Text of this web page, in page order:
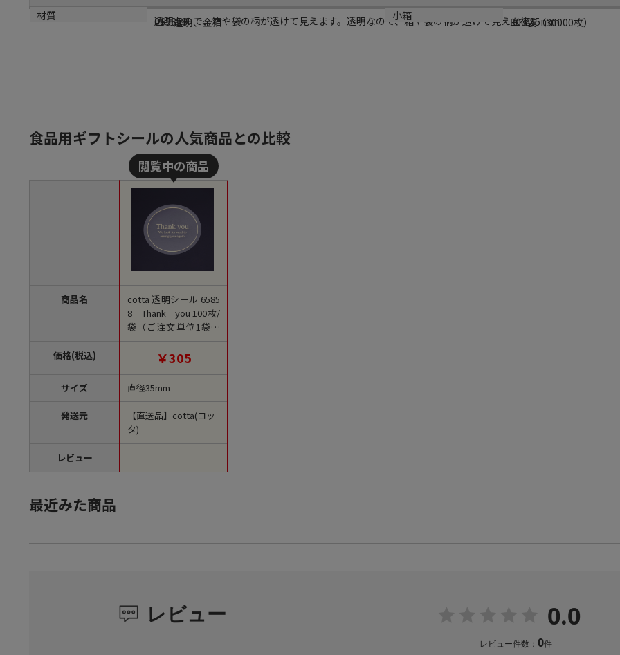
商品説明
透明なので、箱や袋の柄が透けて見えます。透明なので、箱や袋の柄が透けて見えます
メーカー品番
065858
サイズ
直径35mm
材質
PET透明、金箔
小箱
300袋（30000枚）
食品用ギフトシールの人気商品との比較
商品名
価格(税込)
サイズ
発送元
レビュー
cotta 透明シール 6585
8 Thank you 100枚/
袋（ご注文単位1袋）
【直送品】
￥305
直径35mm
【直送品】cotta(コッ
タ)
最近みた商品
レビュー 0.0
レビュー件数： 0件